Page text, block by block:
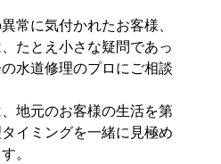
常に気付かれたお客様、
たとえ小さな疑問であっ
水道修理のプロにご相談
地元のお客様の生活を第
イミングを一緒に見極め
。